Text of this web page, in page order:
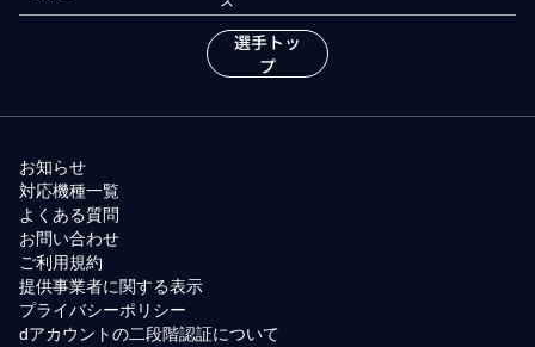
選手トッ
プ
お知らせ
対応機種一覧
よくある質問
お問い合わせ
ご利用規約
提供事業者に関する表示
プライバシーポリシー
dアカウントの二段階認証について